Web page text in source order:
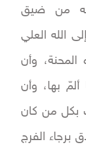
من ضيق
الله العلي
وأن
بها، وأن
بكل من كان
برجاء الفرج